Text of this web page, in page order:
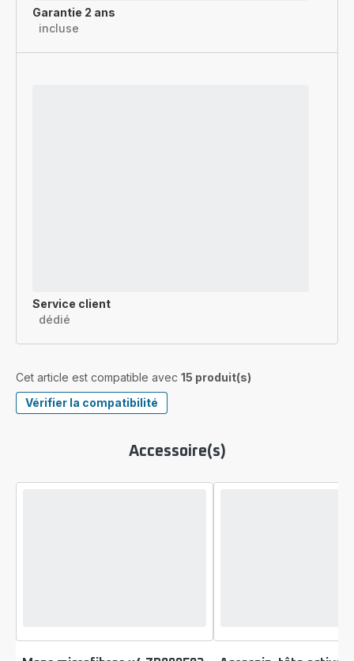
Garantie 2 ans
incluse
Service client
dédié
Cet article est compatible avec 15 produit(s)
Vérifier la compatibilité
Accessoire(s)